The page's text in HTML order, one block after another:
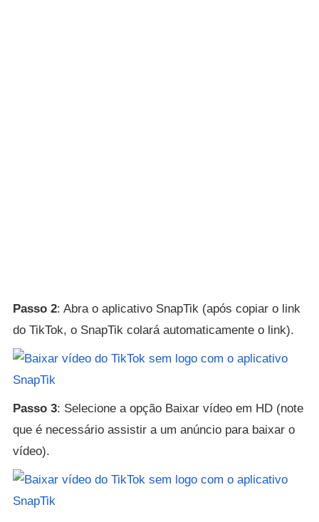
Passo 2: Abra o aplicativo SnapTik (após copiar o link
do TikTok, o SnapTik colará automaticamente o link).
Passo 3: Selecione a opção Baixar vídeo em HD (note
que é necessário assistir a um anúncio para baixar o
vídeo).